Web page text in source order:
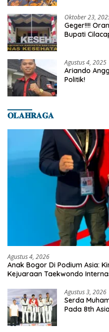
Oktober 23,
Geger!!!!
Bupati
Agustus 4, 2025
Ariando
Politik!
𝐎𝐋𝐀𝐇𝐑𝐀𝐆𝐀
Agustus 4, 2026
Anak Bogor Di Podium Asia:
Kejuaraan Taekwondo
Agustus 3, 2026
Serda
Pada 8th